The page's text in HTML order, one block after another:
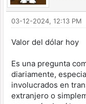
03-12-2024, 12:13 PM
Valor del dólar hoy
Es una pregunta
diariamente,
involucrados en
extranjero o